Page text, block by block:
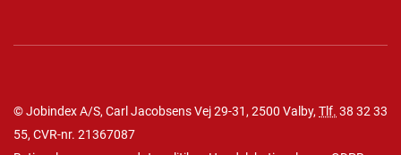
© Jobindex A/S, Carl Jacobsens Vej 29-31, 2500 Valby, Tlf. 38 32 33
55, CVR-nr. 21367087